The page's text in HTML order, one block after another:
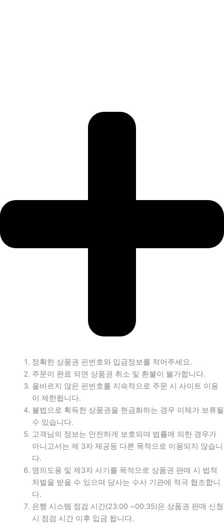
정확한 상품권 핀번호와 입금정보를 적어주세요.
주문이 완료 되면 상품권 취소 및 환불이 불가합니다.
올바르지 않은 핀번호를 지속적으로 주문 시 사이트 이용
이 제한됩니다.
불법으로 획득한 상품권을 현금화하는 경우 이체가 보류될
수 있습니다.
고객님의 정보는 안전하게 보호되며 법률에 의한 경우가
아니고서는 제 3자 제공등 다른 목적으로 이용되지 않습니
다.
명의도용 및 제3자 사기를 목적으로 상품권 판매 시 법적
처벌을 받을 수 있으며 당사는 수사 기관에 적극 협조합니
다.
은행 시스템 점검 시간(23:00 ~00:35)은 상품권 판매 신청
시 점검 시간 이후 입금 됩니다.